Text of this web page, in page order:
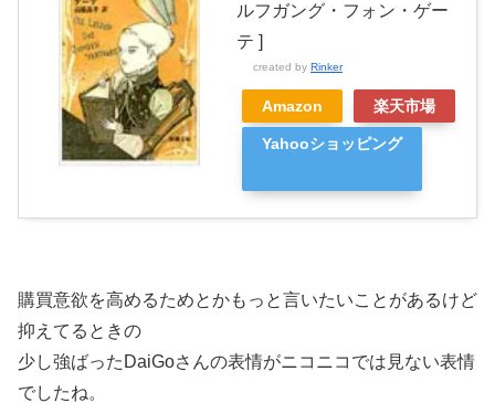
ルフガング・フォン・ゲー
テ ]
created by Rinker
Amazon 楽天市場
Yahooショッピング
購買意欲を高めるためとかもっと言いたいことがあるけど
抑えてるときの
少し強ばったDaiGoさんの表情がニコニコでは見ない表情
でしたね。